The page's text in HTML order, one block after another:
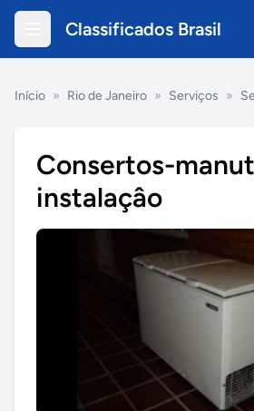
Classificados Brasil
Início » Rio de Janeiro » Serviços »
Consertos-
instalaçâo